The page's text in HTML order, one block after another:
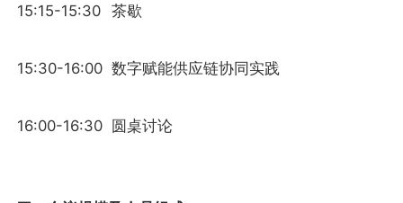
15:15-15:30 茶歇
15:30-16:00 数字赋能供应链协同实践
16:00-16:30 圆桌讨论